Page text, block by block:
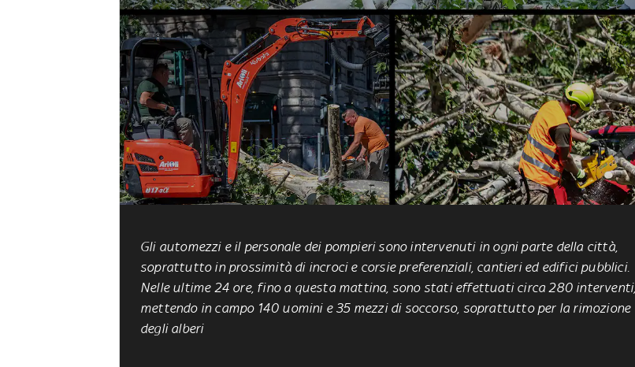
Gli automezzi e il personale dei pompieri sono intervenuti in ogni parte della città,
soprattutto in prossimità di incroci e corsie preferenziali, cantieri ed edifici pubblici.
Nelle ultime 24 ore, fino a questa mattina, sono stati effettuati circa 280 interventi,
mettendo in campo 140 uomini e 35 mezzi di soccorso, soprattutto per la rimozione
degli alberi